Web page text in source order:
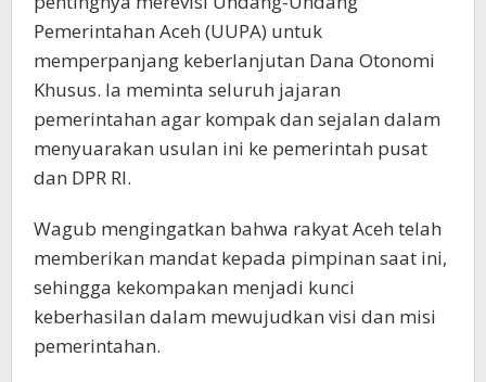
Pemerintahan Aceh (UUPA) untuk
memperpanjang keberlanjutan Dana Otonomi
Khusus. Ia meminta seluruh jajaran
pemerintahan agar kompak dan sejalan dalam
menyuarakan usulan ini ke pemerintah pusat
dan DPR RI.
Wagub mengingatkan bahwa rakyat Aceh telah
memberikan mandat kepada pimpinan saat ini,
sehingga kekompakan menjadi kunci
keberhasilan dalam mewujudkan visi dan misi
pemerintahan.